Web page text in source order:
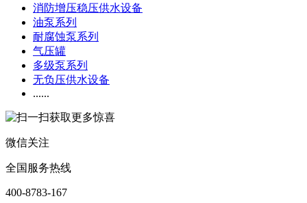
消防增压稳压供水设备
油泵系列
耐腐蚀泵系列
气压罐
多级泵系列
无负压供水设备
......
微信关注
全国服务热线
400-8783-167